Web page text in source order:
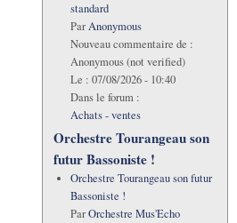
standard
ParAnonymous
Nouveau commentaire de :
Anonymous (not verified)
Le : 07/08/2026 - 10:40
Dans le forum :
Achats - ventes
Orchestre Tourangeau son
futur Bassoniste !
Orchestre Tourangeau son futur
Bassoniste !
ParOrchestre Mus'Echo